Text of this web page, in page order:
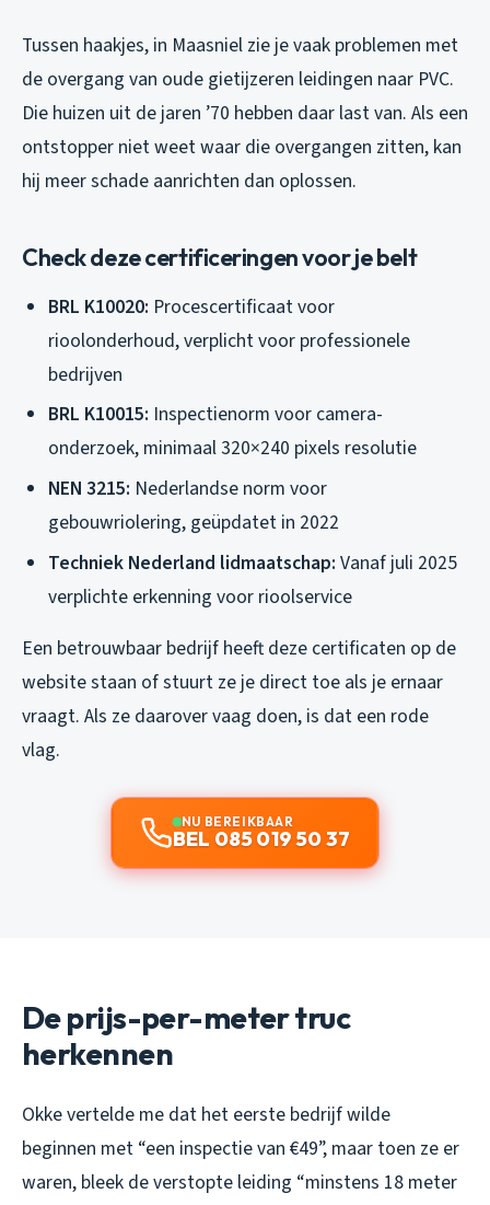
Tussen haakjes, in Maasniel zie je vaak problemen met
de overgang van oude gietijzeren leidingen naar PVC.
Die huizen uit de jaren ’70 hebben daar last van. Als een
ontstopper niet weet waar die overgangen zitten, kan
hij meer schade aanrichten dan oplossen.
Check deze certificeringen voor je belt
BRL K10020: Procescertificaat voor
rioolonderhoud, verplicht voor professionele
bedrijven
BRL K10015: Inspectienorm voor camera-
onderzoek, minimaal 320×240 pixels resolutie
NEN 3215: Nederlandse norm voor
gebouwriolering, geüpdatet in 2022
Techniek Nederland lidmaatschap: Vanaf juli 2025
verplichte erkenning voor rioolservice
Een betrouwbaar bedrijf heeft deze certificaten op de
website staan of stuurt ze je direct toe als je ernaar
vraagt. Als ze daarover vaag doen, is dat een rode
vlag.
NU BEREIKBAAR
BEL 085 019 50 37
De prijs-per-meter truc
herkennen
Okke vertelde me dat het eerste bedrijf wilde
beginnen met “een inspectie van €49”, maar toen ze er
waren, bleek de verstopte leiding “minstens 18 meter